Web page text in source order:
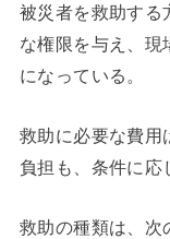
被災者を救助する
な権限を与え、現
になっている。
救助に必要な費用
負担も、条件に応
救助の種類は、次